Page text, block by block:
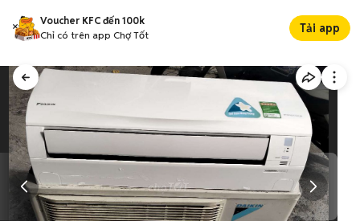
Voucher KFC đến 100k
Chỉ có trên app Chợ Tốt
Tải app